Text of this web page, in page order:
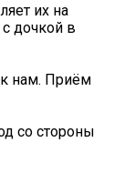
их на
дочкой в
нам. Приём
со стороны